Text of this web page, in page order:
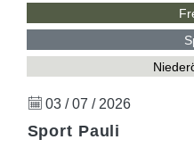
03 / 07 / 2026
Sport Pauli